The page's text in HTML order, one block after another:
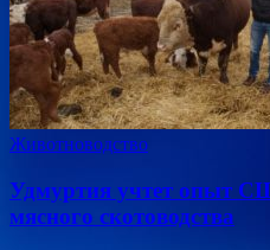
Животноводство
Удмуртия учтет опыт
мясного скотоводства